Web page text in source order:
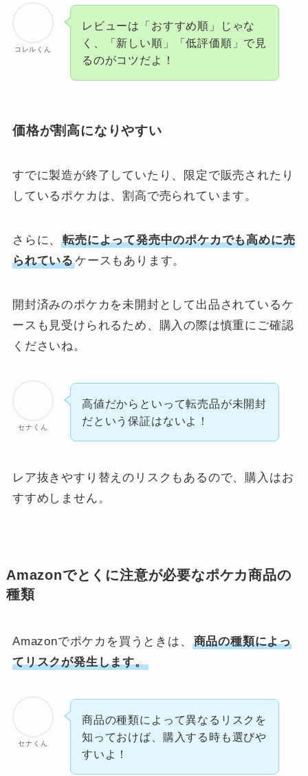
コレルくん
レビューは「おすすめ順」じゃな
く、「新しい順」「低評価順」で見
るのがコツだよ！
価格が割高になりやすい
すでに製造が終了していたり、限定で販売されたり
しているポケカは、割高で売られています。
さらに、転売によって発売中のポケカでも高めに売
られているケースもあります。
開封済みのポケカを未開封として出品されているケ
ースも見受けられるため、購入の際は慎重にご確認
くださいね。
セナくん
高値だからといって転売品が未開封
だという保証はないよ！
レア抜きやすり替えのリスクもあるので、購入はお
すすめしません。
Amazonでとくに注意が必要なポケカ商品の
種類
Amazonでポケカを買うときは、
商品の種類によっ
てリスクが発生します。
セナくん
商品の種類によって異なるリスクを
知っておけば、購入する時も選びや
すいよ！